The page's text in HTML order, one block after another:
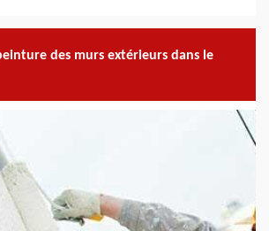
des murs extérieurs dans le